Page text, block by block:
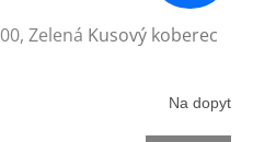
Zelená Kusový koberec
Na dopyt